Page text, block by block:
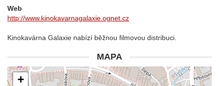
Web
http://www.kinokavarnagalaxie.ognet.cz
Kinokavárna Galaxie nabízí běžnou filmovou distribuci.
MAPA
+